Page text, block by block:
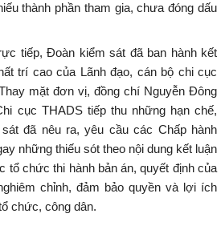
thành phần tham gia, chưa đóng dấu
tiếp, Đoàn kiểm sát đã ban hành kết
trí cao của Lãnh đạo, cán bộ chi cục
mặt đơn vị, đồng chí Nguyễn Đông
cục THADS tiếp thu những hạn chế,
đã nêu ra, yêu cầu các Chấp hành
những thiếu sót theo nội dung kết luận
tổ chức thi hành bản án, quyết định của
chỉnh, đảm bảo quyền và lợi ích
chức, công dân.